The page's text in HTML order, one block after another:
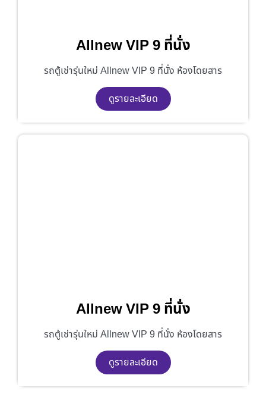
Allnew VIP 9 ที่นั่ง
รถตู้เช่ารุ่นใหม่ Allnew VIP 9 ที่นั่ง ห้องโดยสาร
ดูรายละเอียด
Allnew VIP 9 ที่นั่ง
รถตู้เช่ารุ่นใหม่ Allnew VIP 9 ที่นั่ง ห้องโดยสาร
ดูรายละเอียด